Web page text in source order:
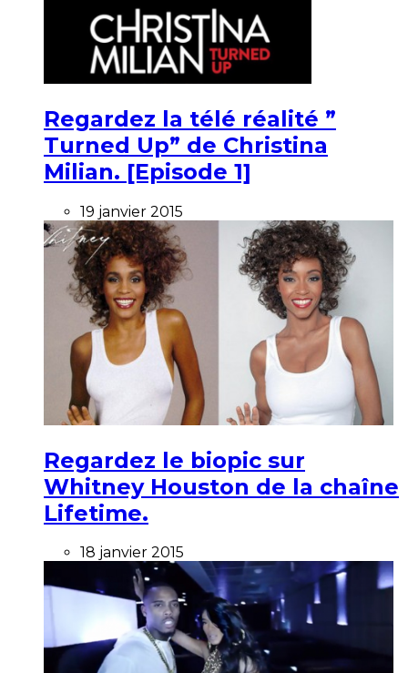
Regardez la télé réalité ”
Turned Up” de Christina
Milian. [Episode 1]
19 janvier 2015
Regardez le biopic sur
Whitney Houston de la chaîne
Lifetime.
18 janvier 2015